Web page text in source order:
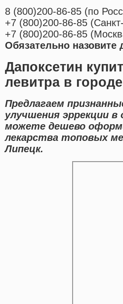
8 (800)200-86-85 (по
+7 (800)200-86-85 (
+7 (800)200-86-85 (
Обязательно
Дапоксетин
левитра в
Предлагаем
улучшения эррекции
можете дешево
лекарства топовых
Липецк.